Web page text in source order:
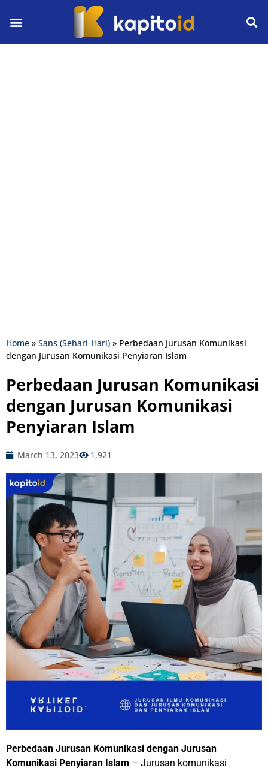
Home » Sans (Sehari-Hari) » Perbedaan Jurusan Komunikasi
dengan Jurusan Komunikasi Penyiaran Islam
Perbedaan Jurusan Komunikasi
dengan Jurusan Komunikasi
Penyiaran Islam
March 13, 2023 1,921
Perbedaan Jurusan Komunikasi dengan Jurusan
Komunikasi Penyiaran Islam – Jurusan komunikasi